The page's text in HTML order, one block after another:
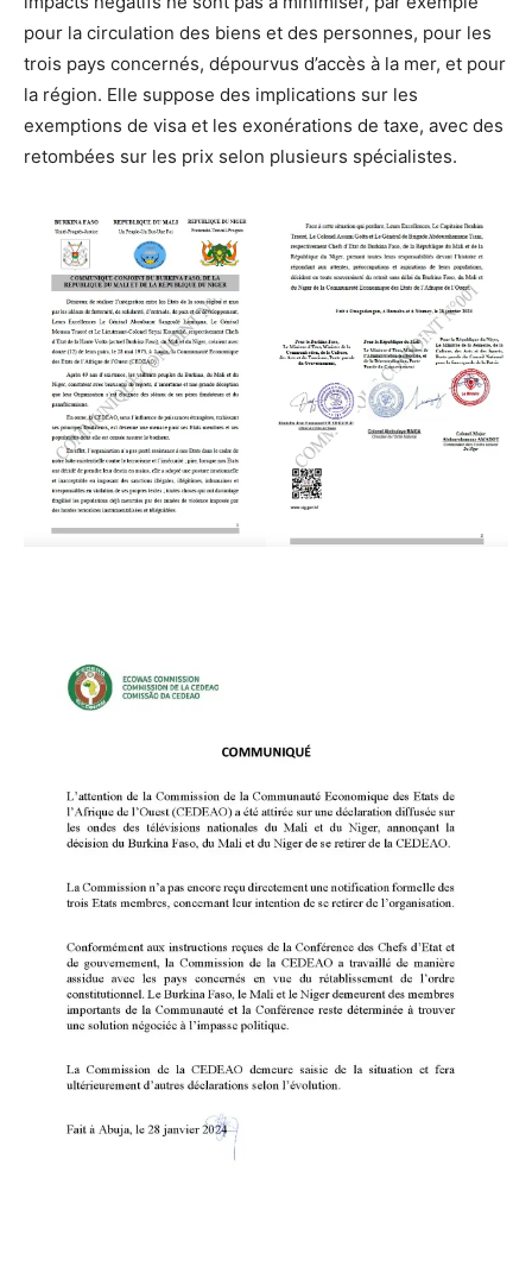
pour la circulation des biens et des personnes, pour les
trois pays concernés, dépourvus d’accès à la mer, et pour
la région. Elle suppose des implications sur les
exemptions de visa et les exonérations de taxe, avec des
retombées sur les prix selon plusieurs spécialistes.